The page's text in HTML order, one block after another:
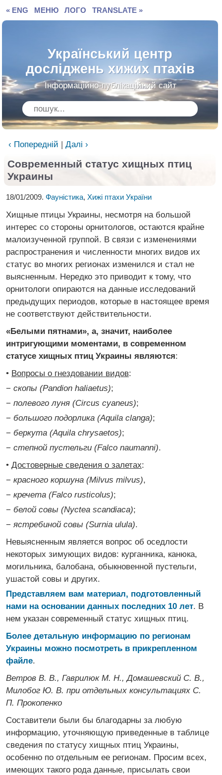
« ENG МЕНЮ ЛОГО TRANSLATE »
Український центр
досліджень хижих птахів
Інформаційно-публікаційний сайт
‹ Попередній | Далі ›
Современный статус хищных птиц
Украины
18/01/2009. Фауністика, Хижі птахи України
Хищные птицы Украины, несмотря на большой
интерес со стороны орнитологов, остаются крайне
малоизученной группой. В связи с изменениями
распространения и численности многих видов их
статус во многих регионах изменился и стал не
выясненным. Нередко это приводит к тому, что
орнитологи опираются на данные исследований
предыдущих периодов, которые в настоящее время
не соответствуют действительности.
«Белыми пятнами», а, значит, наиболее
интригующими моментами, в современном
статусе хищных птиц Украины являются:
• Вопросы о гнездовании видов:
− скопы (Pandion haliaetus);
− полевого луня (Circus cyaneus);
− большого подорлика (Aquila clanga);
− беркута (Aquila chrysaetos);
− степной пустельги (Falco naumanni).
• Достоверные сведения о залетах:
− красного коршуна (Milvus milvus),
− кречета (Falco rusticolus);
− белой совы (Nyctea scandiaca);
− ястребиной совы (Surnia ulula).
Невыясненным является вопрос об оседлости
некоторых зимующих видов: курганника, канюка,
могильника, балобана, обыкновенной пустельги,
ушастой совы и других.
Представляем вам материал, подготовленный
нами на основании данных последних 10 лет. В
нем указан современный статус хищных птиц.
Более детальную информацию по регионам
Украины можно посмотреть в прикрепленном
файле.
Ветров В. В., Гаврилюк М. Н., Домашевский С. В.,
Милобог Ю. В. при отдельных консультациях С.
П. Прокопенко
Составители были бы благодарны за любую
информацию, уточняющую приведенные в таблице
сведения по статусу хищных птиц Украины,
особенно по отдельным ее регионам. Просим всех,
имеющих такого рода данные, присылать свои